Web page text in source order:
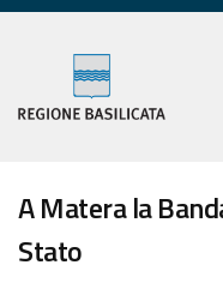
A Matera la
Stato